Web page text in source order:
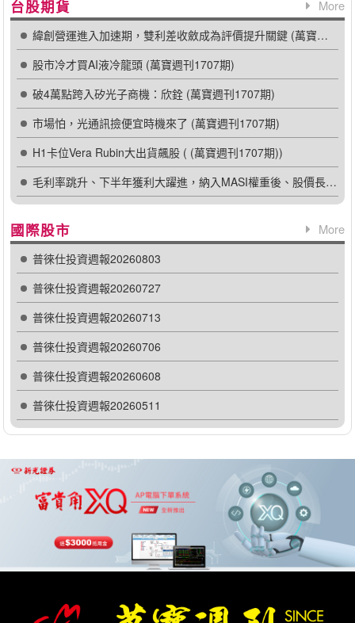
台股期貨 More
緯創營運進入加速期，雙利差收斂成為評價提升關鍵 (萬寶週刊1707期)
股市冷才買AI液冷龍頭 (萬寶週刊1707期)
破4萬點跨入矽光子商機：欣銓 (萬寶週刊1707期)
市場怕，光通訊撿便宜時機來了 (萬寶週刊1707期)
H1卡位Vera Rubin大出貨飆股 ( (萬寶週刊1707期))
毛利率跳升、下半年獲利大躍進，納入MASI權重後、股價長線可期 (萬寶週刊1706期)
國際股市 More
普徠仕投資週報20260803
普徠仕投資週報20260727
普徠仕投資週報20260713
普徠仕投資週報20260706
普徠仕投資週報20260608
普徠仕投資週報20260511